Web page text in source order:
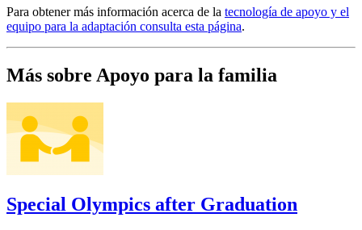
Para obtener más información acerca de la tecnología de apoyo y el
equipo para la adaptación consulta esta página.
Más sobre Apoyo para la familia
Special Olympics after Graduation